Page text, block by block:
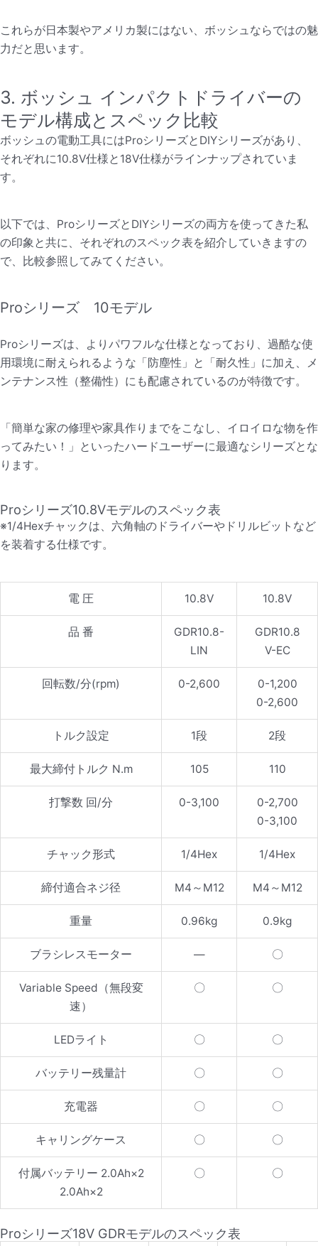
これらが日本製やアメリカ製にはない、ボッシュならではの魅
力だと思います。
3. ボッシュ インパクトドライバーの
モデル構成とスペック比較
ボッシュの電動工具にはProシリーズとDIYシリーズがあり、
それぞれに10.8V仕様と18V仕様がラインナップされていま
す。
以下では、ProシリーズとDIYシリーズの両方を使ってきた私
の印象と共に、それぞれのスペック表を紹介していきますの
で、比較参照してみてください。
Proシリーズ 10モデル
Proシリーズは、よりパワフルな仕様となっており、過酷な使
用環境に耐えられるような「防塵性」と「耐久性」に加え、メ
ンテナンス性（整備性）にも配慮されているのが特徴です。
「簡単な家の修理や家具作りまでをこなし、イロイロな物を作
ってみたい！」といったハードユーザーに最適なシリーズとな
ります。
Proシリーズ10.8Vモデルのスペック表
※1/4Hexチャックは、六角軸のドライバーやドリルビットなど
を装着する仕様です。
電 圧 10.8V 10.8V
品 番
GDR10.8-
LIN
GDR10.8
V-EC
回転数/分(rpm) 0-2,600
0-1,200
0-2,600
トルク設定 1段 2段
最大締付トルク N.m 105 110
打撃数 回/分 0-3,100
0-2,700
0-3,100
チャック形式 1/4Hex 1/4Hex
締付適合ネジ径 M4～M12 M4～M12
重量 0.96kg 0.9kg
ブラシレスモーター — 〇
Variable Speed （無段変
速）
〇 〇
LEDライト 〇 〇
バッテリー残量計 〇 〇
充電器 〇 〇
キャリングケース 〇 〇
付属バッテリー 2.0Ah×2
2.0Ah×2
〇 〇
Proシリーズ18V GDRモデルのスペック表